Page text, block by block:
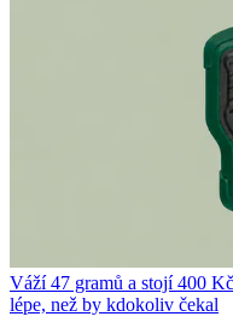
Váží 47 gramů a stojí 400
lépe, než by kdokoliv čekal